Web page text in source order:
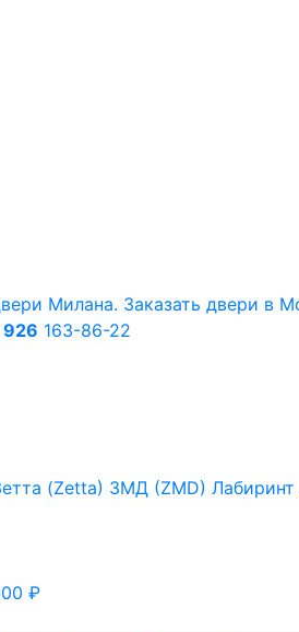
926 163-86-22
(Zetta) ЗМД (ZMD) Лабиринт
₽